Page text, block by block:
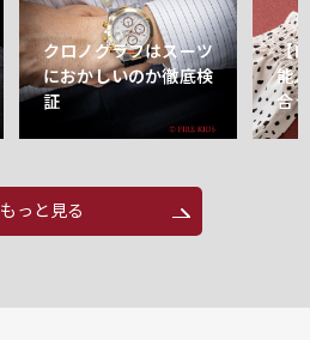
クロノグラフはスーツ
におかしいのか徹底検
証
【
能
合
もっと見る